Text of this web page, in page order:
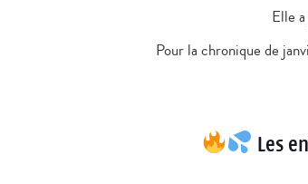
Elle
Pour la chronique de
Les